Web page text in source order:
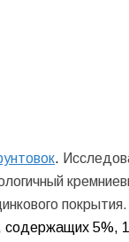
.
покрытия.
содержащих 5%,